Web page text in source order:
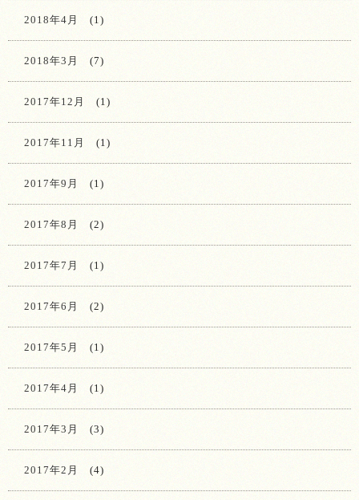
2018年4月 (1)
2018年3月 (7)
2017年12月 (1)
2017年11月 (1)
2017年9月 (1)
2017年8月 (2)
2017年7月 (1)
2017年6月 (2)
2017年5月 (1)
2017年4月 (1)
2017年3月 (3)
2017年2月 (4)